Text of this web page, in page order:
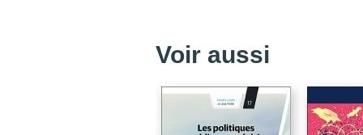
Voir aussi